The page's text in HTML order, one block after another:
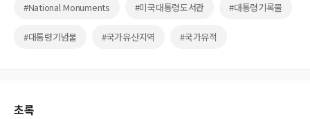
#National Monuments #미국대통령도서관 #대통령기록물
#대통령기념물 #국가유산지역 #국가유적
초록